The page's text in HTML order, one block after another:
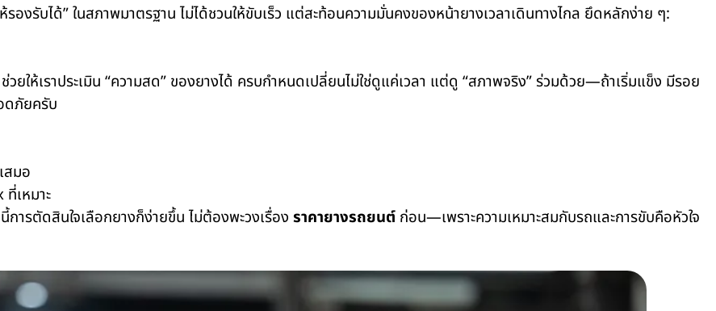
องรับได้” ในสภาพมาตรฐาน ไม่ได้ชวนให้ขับเร็ว แต่สะท้อนความมั่นคงของหน้ายางเวลาเดินทางไกล ยึดหลักง่าย ๆ:
ช่วยให้เราประเมิน “ความสด” ของยางได้ ครบกำหนดเปลี่ยนไม่ใช่ดูแค่เวลา แต่ดู “สภาพจริง” ร่วมด้วย—ถ้าเริ่มแข็ง มีรอย
ดภัยครับ
สมอ
ที่เหมาะ
การตัดสินใจเลือกยางก็ง่ายขึ้น ไม่ต้องพะวงเรื่อง ราคายางรถยนต์ ก่อน—เพราะความเหมาะสมกับรถและการขับคือหัวใจ